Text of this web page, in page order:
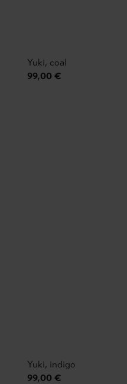
Yuki, coal
99,00 €
Yuki, indigo
99,00 €